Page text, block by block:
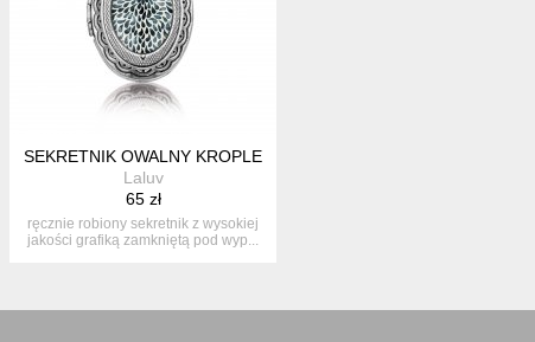
SEKRETNIK OWALNY KROPLE
Laluv
65 zł
ręcznie robiony sekretnik z wysokiej
jakości grafiką zamkniętą pod wyp...